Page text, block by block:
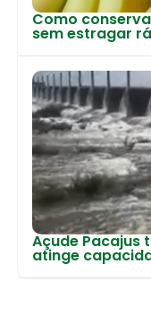
Como
sem estragar
Açude Pacajus
atinge